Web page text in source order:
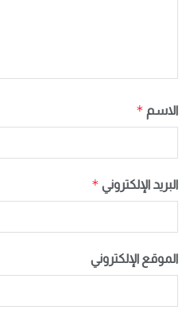
الاسم *
البريد الإلكتروني *
الموقع الإلكتروني